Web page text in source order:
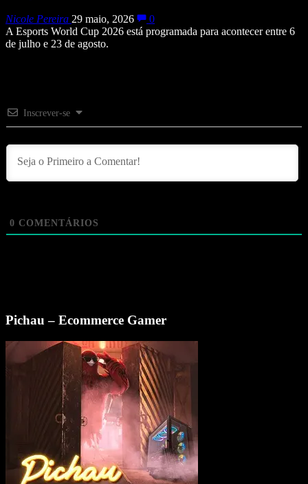
Nicole Pereira 29 maio, 2026
0
A Esports World Cup 2026 está programada para acontecer entre 6
de julho e 23 de agosto.
Inscrever-se
0 COMENTÁRIOS
Pichau – Ecommerce Gamer